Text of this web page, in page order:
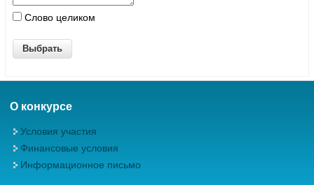
Слово целиком
О конкурсе
Условия участия
Финансовые условия
Информационное письмо